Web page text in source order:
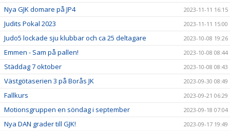
Nya GJK domare på JP4 2023-11-11 16:15
Judits Pokal 2023 2023-11-11 15:00
Judo5 lockade sju klubbar och ca 25 deltagare 2023-10-08 19:26
Emmen - Sam på pallen! 2023-10-08 08:44
Städdag 7 oktober 2023-10-08 08:43
Västgötaserien 3 på Borås JK 2023-09-30 08:49
Fallkurs 2023-09-21 06:29
Motionsgruppen en söndag i september 2023-09-18 07:04
Nya DAN grader till GJK! 2023-09-17 19:49